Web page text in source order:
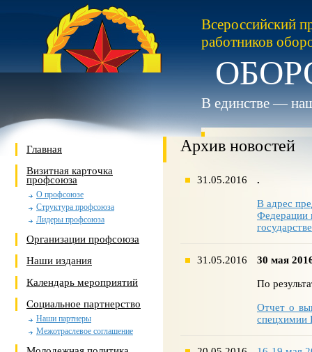
Всероссийский
работников
В единстве —
Главная
Визитная карточка
профсоюза
О профсоюзе
Структура профсоюза
Лидеры профсоюза
Организации профсоюза
Наши издания
Календарь мероприятий
Социальное партнерство
Наши партнеры
Межотраслевое соглашение
Архив новостей
31.05.2016 .
В адрес
Федерации
31.05.2016 30 мая
По
Отчет о
спецхимии